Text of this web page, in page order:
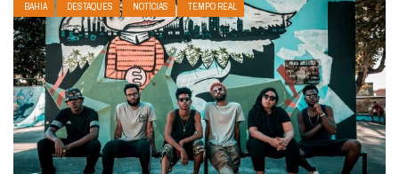
BAHIA DESTAQUES NOTÍCIAS TEMPO REAL